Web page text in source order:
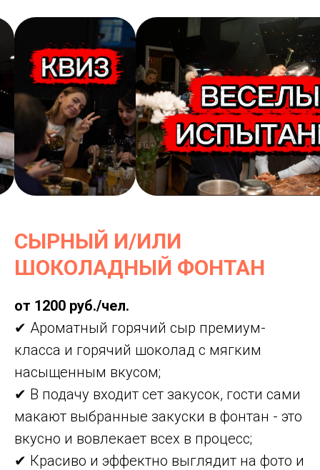
СЫРНЫЙ И/ИЛИ
ШОКОЛАДНЫЙ ФОНТАН
от 1200 руб./чел.
✔ Ароматный горячий сыр премиум-
класса и горячий шоколад с мягким
насыщенным вкусом;
✔ В подачу входит сет закусок, гости сами
макают выбранные закуски в фонтан - это
вкусно и вовлекает всех в процесс;
✔ Красиво и эффектно выглядит на фото и